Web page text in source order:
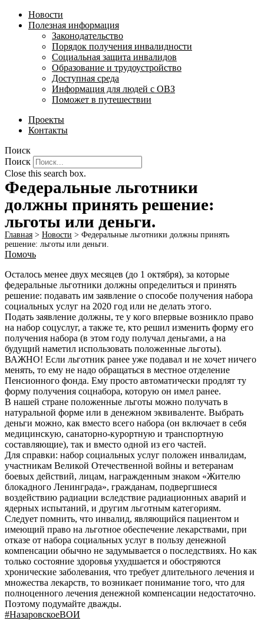
Новости
Полезная информация
Законодательство
Порядок получения инвалидности
Социальная защита инвалидов
Образование и трудоустройство
Доступная среда
Информация для людей с ОВЗ
Поможет в путешествии
Проекты
Контакты
Поиск
Поиск
Close this search box.
Федеральные льготники
должны принять решение:
льготы или деньги.
Главная > Новости > Федеральные льготники должны принять
решение: льготы или деньги.
Помочь
Осталось менее двух месяцев (до 1 октября), за которые
федеральные льготники должны определиться и принять
решение: подавать им заявление о способе получения набора
социальных услуг на 2020 год или не делать этого.
Подать заявление должны, те у кого впервые возникло право
на набор соцуслуг, а также те, кто решил изменить форму его
получения набора (в этом году получал деньгами, а на
будущий наметил использовать положенные льготы).
ВАЖНО! Если льготник ранее уже подавал и не хочет ничего
менять, то ему не надо обращаться в местное отделение
Пенсионного фонда. Ему просто автоматически продлят ту
форму получения соцнабора, которую он имел ранее.
В нашей стране положенные льготы можно получать в
натуральной форме или в денежном эквиваленте. Выбрать
деньги можно, как вместо всего набора (он включает в себя
медицинскую, санаторно-курортную и транспортную
составляющие), так и вместо одной из его частей.
Для справки: набор социальных услуг положен инвалидам,
участникам Великой Отечественной войны и ветеранам
боевых действий, лицам, награжденным знаком «Жителю
блокадного Ленинграда», гражданам, подвергшиеся
воздействию радиации вследствие радиационных аварий и
ядерных испытаний, и другим льготным категориям.
Следует помнить, что инвалид, являющийся пациентом и
имеющий право на льготное обеспечение лекарствами, при
отказе от набора социальных услуг в пользу денежной
компенсации обычно не задумывается о последствиях. Но как
только состояние здоровья ухудшается и обостряются
хронические заболевания, что требует длительного лечения и
множества лекарств, то возникает понимание того, что для
полноценного лечения денежной компенсации недостаточно.
Поэтому подумайте дважды.
#НазаровскоеВОИ